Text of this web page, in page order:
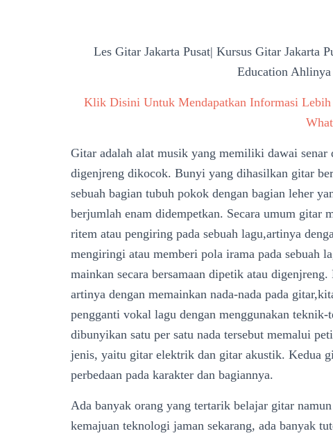
Les Gitar Jakarta Pusat| Kursus Gitar Jakarta
Education
Klik Disini Untuk Mendapatkan Informasi
Gitar adalah alat musik yang memiliki dawai
digenjreng dikocok. Bunyi yang dihasilkan gitar
sebuah bagian tubuh pokok dengan bagian leher
berjumlah enam didempetkan. Secara umum
ritem atau pengiring pada sebuah lagu,artinya
mengiringi atau memberi pola irama pada sebuah
mainkan secara bersamaan dipetik atau
artinya dengan memainkan nada-nada pada
pengganti vokal lagu dengan menggunakan
dibunyikan satu per satu nada tersebut memalui
jenis, yaitu gitar elektrik dan gitar akustik. Kedua
perbedaan pada karakter dan bagiannya.
Ada banyak orang yang tertarik belajar gitar
kemajuan teknologi jaman sekarang, ada banyak